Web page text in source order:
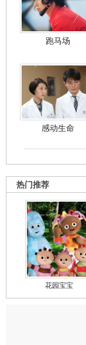
跑马场
感动生命
热门推荐
花园宝宝